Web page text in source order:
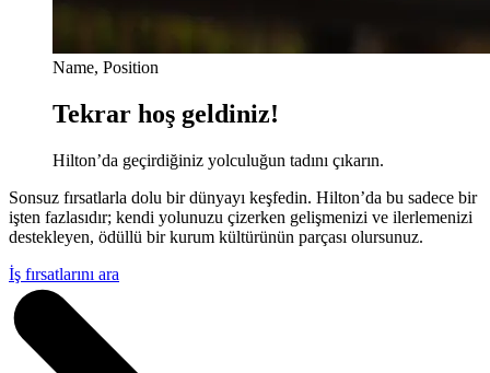
Name, Position
Tekrar hoş geldiniz!
Hilton’da geçirdiğiniz yolculuğun tadını çıkarın.
Sonsuz fırsatlarla dolu bir dünyayı keşfedin. Hilton’da bu sadece bir
işten fazlasıdır; kendi yolunuzu çizerken gelişmenizi ve ilerlemenizi
destekleyen, ödüllü bir kurum kültürünün parçası olursunuz.
İş fırsatlarını ara